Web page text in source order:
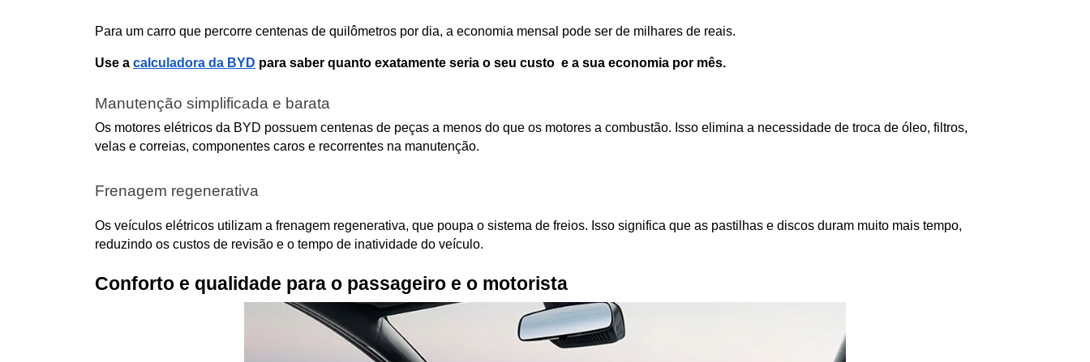
Para um carro que percorre centenas de quilômetros por dia, a economia mensal pode ser de milhares de reais.
Use a calculadora da BYD para saber quanto exatamente seria o seu custo  e a sua economia por mês.
Manutenção simplificada e barata
Os motores elétricos da BYD possuem centenas de peças a menos do que os motores a combustão. Isso elimina a necessidade de troca de óleo, filtros,
velas e correias, componentes caros e recorrentes na manutenção.
Frenagem regenerativa
Os veículos elétricos utilizam a frenagem regenerativa, que poupa o sistema de freios. Isso significa que as pastilhas e discos duram muito mais tempo,
reduzindo os custos de revisão e o tempo de inatividade do veículo.
Conforto e qualidade para o passageiro e o motorista